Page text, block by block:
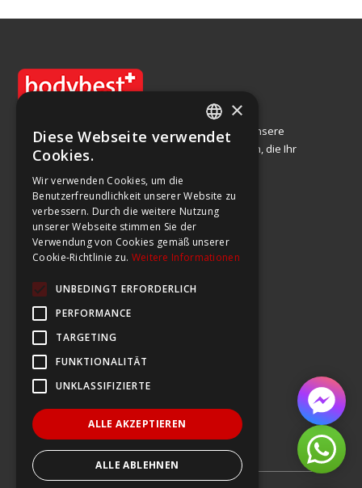
Seit 2002 ist die Zufriedenheit unserer Kunden unsere
Priorität. Deshalb bieten wir Qualitätsprodukte an, die Ihr
KUNDENDIENST
Route de Begnins 27
1196 Gland
071 552 09 40
Nützliche Links
Impressum
Allgemeine Geschäftsbedingungen
Hilfe
Kontakt
FRENCH
×
Diese Webseite verwendet
Cookies.
Wir verwenden Cookies, um die
Benutzerfreundlichkeit unserer Website zu
verbessern. Durch die weitere Nutzung
unserer Webseite stimmen Sie der
Verwendung von Cookies gemäß unserer
Cookie-Richtlinie zu. Weitere Informationen
UNBEDINGT ERFORDERLICH
PERFORMANCE
TARGETING
FUNKTIONALITÄT
UNKLASSIFIZIERTE
ALLE AKZEPTIEREN
ALLE ABLEHNEN